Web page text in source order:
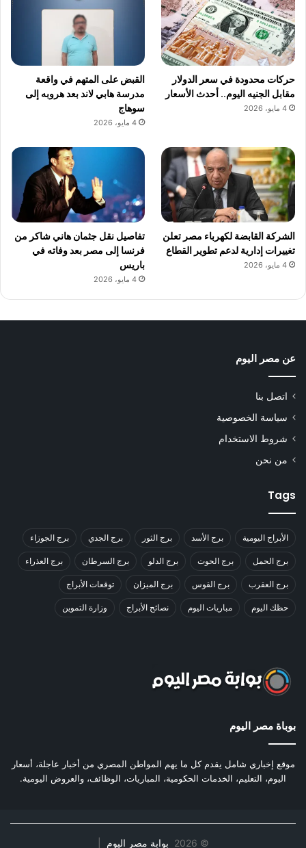
حركات محدودة في سعر الدولار
مقابل الجنيه اليوم.. أحدث الأسعار
4 مايو، 2026
القبض على المتهم في واقعة
مدرسة هابي لاند بعد هروبه إلى
سوهاج
4 مايو، 2026
الشركة القابضة لكهرباء مصر تعلن
تغييرات إدارية لدعم تطوير القطاع
4 مايو، 2026
تفاصيل نقل جثمان هاني شاكر من
فرنسا إلى مصر بعد وفاته في
باريس
4 مايو، 2026
عن مصر اليوم
اتصل بنا
سياسة الخصوصية
شروط الاستخدام
من نحن
Tags
الأبراج اليومية برج الأسد برج الثور برج الجدي برج الجوزاء
برج الحمل برج الحوت برج الدلو برج السرطان برج العذراء
برج العقرب برج القوس برج الميزان توقعات الأبراج
حظك اليوم مباريات اليوم نصائح الأبراج وزارة التموين
بوباة مصر اليوم
موقع إخباري شامل يقدم كل ما يهم المواطن المصري من أخبار عاجلة، أسعار
اليوم، التعليم، الخدمات الحكومية، المباريات، الوظائف، والعروض اليومية.
©
2026 بوابة مصر اليوم